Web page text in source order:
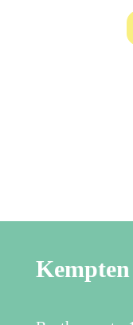
Kempten